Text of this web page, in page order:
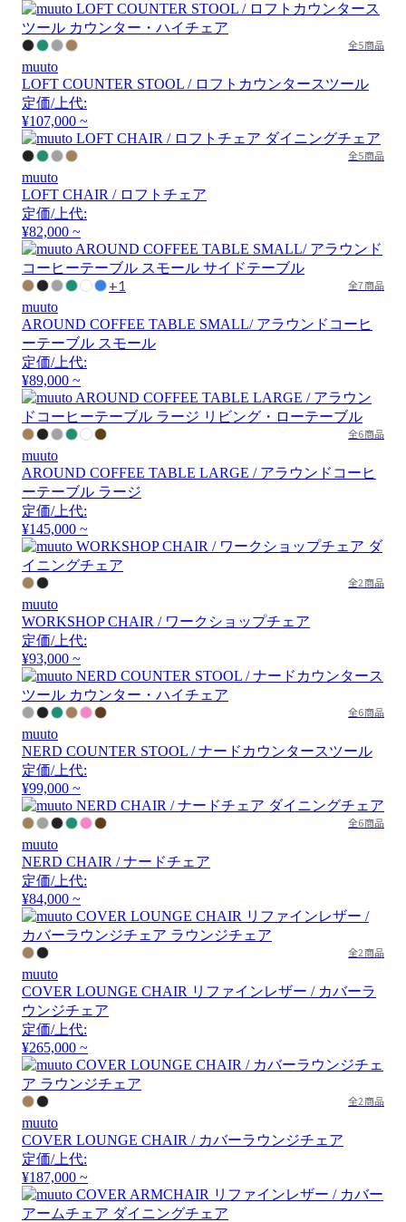
全5商品
muuto
LOFT COUNTER STOOL / ロフトカウンタースツール
定価/上代:
¥107,000 ~
全5商品
muuto
LOFT CHAIR / ロフトチェア
定価/上代:
¥82,000 ~
+1 全7商品
muuto
AROUND COFFEE TABLE SMALL/ アラウンドコーヒ
ーテーブル スモール
定価/上代:
¥89,000 ~
全6商品
muuto
AROUND COFFEE TABLE LARGE / アラウンドコーヒ
ーテーブル ラージ
定価/上代:
¥145,000 ~
全2商品
muuto
WORKSHOP CHAIR / ワークショップチェア
定価/上代:
¥93,000 ~
全6商品
muuto
NERD COUNTER STOOL / ナードカウンタースツール
定価/上代:
¥99,000 ~
全6商品
muuto
NERD CHAIR / ナードチェア
定価/上代:
¥84,000 ~
全2商品
muuto
COVER LOUNGE CHAIR リファインレザー / カバーラ
ウンジチェア
定価/上代:
¥265,000 ~
全2商品
muuto
COVER LOUNGE CHAIR / カバーラウンジチェア
定価/上代:
¥187,000 ~